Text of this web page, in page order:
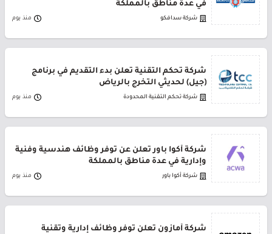
في عدة مناطق بالمملكة
شركة سدافكو منذ يوم
شركة تحكم التقنية تعلن بدء التقديم في برنامج
(جيل) لحديثي التخرج بالرياض
شركة تحكم التقنية المحدودة منذ يوم
شركة أكوا باور تعلن عن توفر وظائف هندسية وفنية
وإدارية في عدة مناطق بالمملكة
شركة أكوا باور منذ يوم
شركة أمازون تعلن توفر وظائف إدارية وتقنية